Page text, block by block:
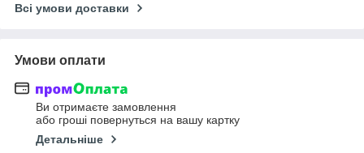
Всі умови доставки
Умови оплати
Ви отримаєте замовлення
або гроші повернуться на вашу картку
Детальніше